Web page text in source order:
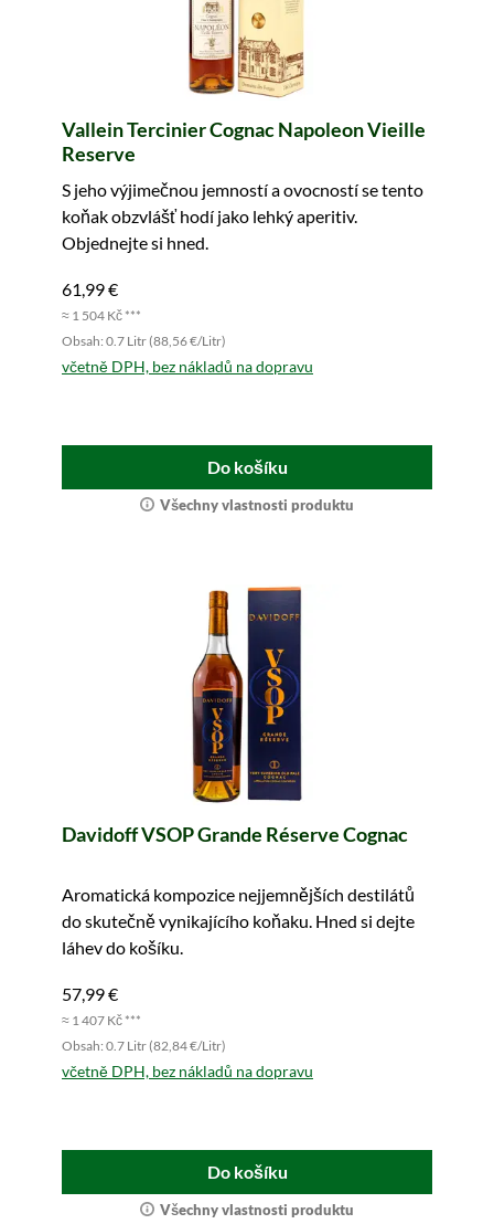
Vallein Tercinier Cognac Napoleon Vieille
Reserve
S jeho výjimečnou jemností a ovocností se tento
koňak obzvlášť hodí jako lehký aperitiv.
Objednejte si hned.
61,99 €
≈ 1 504 Kč ***
Obsah: 0.7 Litr (88,56 €/Litr)
včetně DPH, bez nákladů na dopravu
Do košíku
Všechny vlastnosti produktu
Davidoff VSOP Grande Réserve Cognac
Aromatická kompozice nejjemnějších destilátů
do skutečně vynikajícího koňaku. Hned si dejte
láhev do košíku.
57,99 €
≈ 1 407 Kč ***
Obsah: 0.7 Litr (82,84 €/Litr)
včetně DPH, bez nákladů na dopravu
Do košíku
Všechny vlastnosti produktu